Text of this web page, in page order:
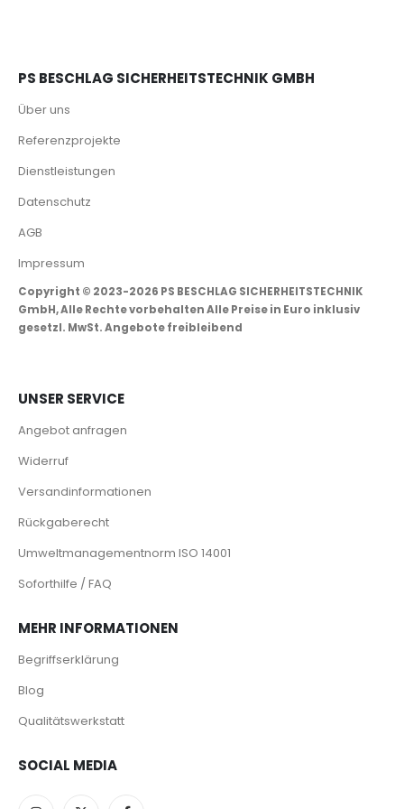
PS BESCHLAG SICHERHEITSTECHNIK GMBH
Über uns
Referenzprojekte
Dienstleistungen
Datenschutz
AGB
Impressum
Copyright © 2023-2026 PS BESCHLAG SICHERHEITSTECHNIK
GmbH, Alle Rechte vorbehalten Alle Preise in Euro inklusiv
gesetzl. MwSt. Angebote freibleibend
UNSER SERVICE
Angebot anfragen
Widerruf
Versandinformationen
Rückgaberecht
Umweltmanagementnorm ISO 14001
Soforthilfe / FAQ
MEHR INFORMATIONEN
Begriffserklärung
Blog
Qualitätswerkstatt
SOCIAL MEDIA